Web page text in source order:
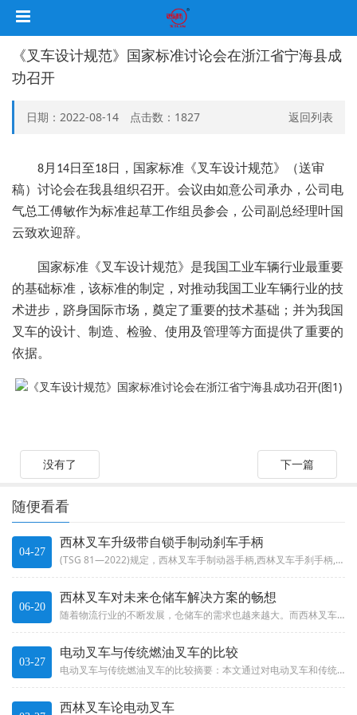
《叉车设计规范》国家标准讨论会在浙江省宁海县成
功召开
日期：2022-08-14 点击数： 1827 返回列表
8月 14日至18日，国家标准《叉车设计规范》（送审
稿）讨论会在我县组织召开。会议由如意公司承办，公司电
气总工傅敏作为标准起草工作组员参会，公司副总经理叶国
云致欢迎辞。
国家标准《叉车设计规范》是我国工业车辆行业最重要
的基础标准，该标准的制定，对推动我国工业车辆行业的技
术进步，跻身国际市场，奠定了重要的技术基础；并为我国
叉车的设计、制造、检验、使用及管理等方面提供了重要的
依据。
没有了 下一篇
随便看看
04-27
西林叉车升级带自锁手制动刹车手柄
(TSG 81—2022)规定，西林叉车手制动器手柄,西林叉车手刹手柄,西林叉车手刹,西林叉车带自锁手刹,西林叉车新规手...
06-20
西林叉车对未来仓储车解决方案的畅想
随着物流行业的不断发展，仓储车的需求也越来越大。而西林叉车作为一家专业从事仓储车生产的企业，一直致力于为客户提供更加高效...
03-27
电动叉车与传统燃油叉车的比较
电动叉车与传统燃油叉车的比较摘要：本文通过对电动叉车和传统燃油叉车的性能、成本、环保、安全等方面进行比较，分析了两种叉车...
西林叉车论电动叉车